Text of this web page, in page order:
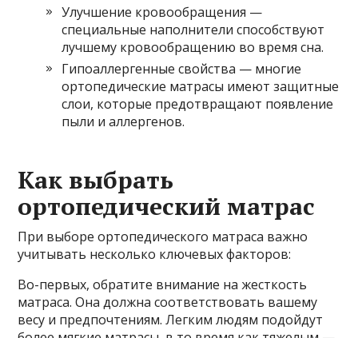
Улучшение кровообращения —
специальные наполнители способствуют
лучшему кровообращению во время сна.
Гипоаллергенные свойства — многие
ортопедические матрасы имеют защитные
слои, которые предотвращают появление
пыли и аллергенов.
Как выбрать
ортопедический матрас
При выборе ортопедического матраса важно
учитывать несколько ключевых факторов:
Во-первых, обратите внимание на жесткость
матраса. Она должна соответствовать вашему
весу и предпочтениям. Легким людям подойдут